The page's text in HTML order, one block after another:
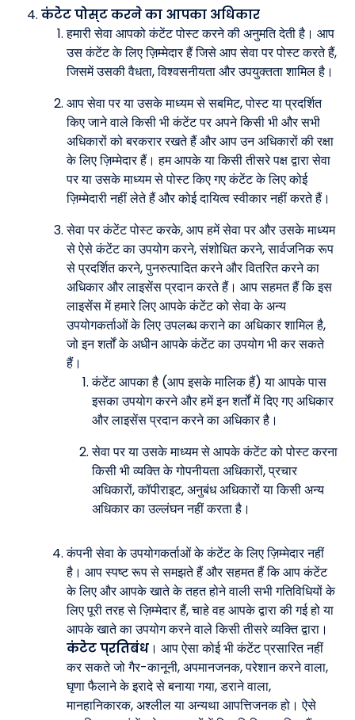
कंटेंट पोस्ट करने का आपका अधिकार
हमारी सेवा आपको कंटेंट पोस्ट करने की अनुमति देती है। आप
उस कंटेंट के लिए ज़िम्मेदार हैं जिसे आप सेवा पर पोस्ट करते हैं,
जिसमें उसकी वैधता, विश्वसनीयता और उपयुक्तता शामिल है।
आप सेवा पर या उसके माध्यम से सबमिट, पोस्ट या प्रदर्शित
किए जाने वाले किसी भी कंटेंट पर अपने किसी भी और सभी
अधिकारों को बरकरार रखते हैं और आप उन अधिकारों की रक्षा
के लिए ज़िम्मेदार हैं। हम आपके या किसी तीसरे पक्ष द्वारा सेवा
पर या उसके माध्यम से पोस्ट किए गए कंटेंट के लिए कोई
ज़िम्मेदारी नहीं लेते हैं और कोई दायित्व स्वीकार नहीं करते हैं।
सेवा पर कंटेंट पोस्ट करके, आप हमें सेवा पर और उसके माध्यम
से ऐसे कंटेंट का उपयोग करने, संशोधित करने, सार्वजनिक रूप
से प्रदर्शित करने, पुनरुत्पादित करने और वितरित करने का
अधिकार और लाइसेंस प्रदान करते हैं। आप सहमत हैं कि इस
लाइसेंस में हमारे लिए आपके कंटेंट को सेवा के अन्य
उपयोगकर्ताओं के लिए उपलब्ध कराने का अधिकार शामिल है,
जो इन शर्तों के अधीन आपके कंटेंट का उपयोग भी कर सकते
हैं।
कंटेंट आपका है (आप इसके मालिक हैं) या आपके पास
इसका उपयोग करने और हमें इन शर्तों में दिए गए अधिकार
और लाइसेंस प्रदान करने का अधिकार है।
सेवा पर या उसके माध्यम से आपके कंटेंट को पोस्ट करना
किसी भी व्यक्ति के गोपनीयता अधिकारों, प्रचार
अधिकारों, कॉपीराइट, अनुबंध अधिकारों या किसी अन्य
अधिकार का उल्लंघन नहीं करता है।
कंपनी सेवा के उपयोगकर्ताओं के कंटेंट के लिए ज़िम्मेदार नहीं
है। आप स्पष्ट रूप से समझते हैं और सहमत हैं कि आप कंटेंट
के लिए और आपके खाते के तहत होने वाली सभी गतिविधियों के
लिए पूरी तरह से ज़िम्मेदार हैं, चाहे वह आपके द्वारा की गई हो या
आपके खाते का उपयोग करने वाले किसी तीसरे व्यक्ति द्वारा।
कंटेंट प्रतिबंध । आप ऐसा कोई भी कंटेंट प्रसारित नहीं
कर सकते जो गैर-कानूनी, अपमानजनक, परेशान करने वाला,
घृणा फैलाने के इरादे से बनाया गया, डराने वाला,
मानहानिकारक, अश्लील या अन्यथा आपत्तिजनक हो। ऐसे